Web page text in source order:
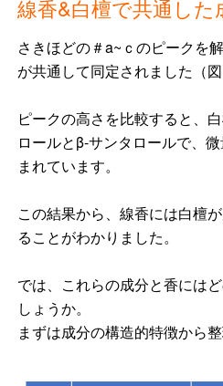
線香&白檀で共通した
さきほどの＃a~ｃのピークを
が共通して同定されました（図
ピークの高さを比較すると、
ロールとβ-サンタロールで、
まれています。
この結果から、線香には白檀
ることがわかりました。
では、これらの成分と香には
しょうか。
まずは成分の構造的特徴から整